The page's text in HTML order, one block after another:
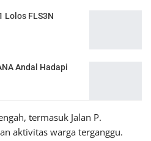
Lolos FLS3N
Andal Hadapi
termasuk Jalan P.
aktivitas warga terganggu.